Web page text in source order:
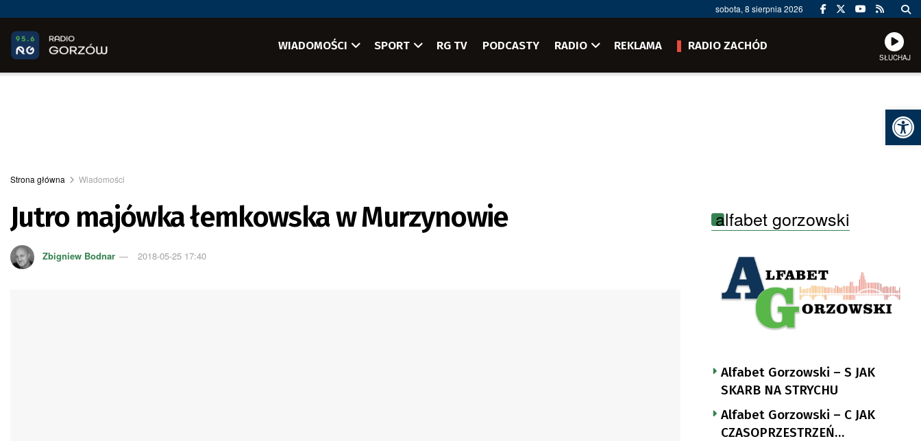
sobota, 8 sierpnia 2026
WIADOMOŚCI SPORT RG TV PODCASTY RADIO REKLAMA RADIO ZACHÓD
SŁUCHAJ
Strona główna Wiadomości
Jutro majówka łemkowska w Murzynowie
Zbigniew Bodnar 2018-05-25 17:40
alfabet gorzowski
Alfabet Gorzowski – S JAK
SKARB NA STRYCHU
Alfabet Gorzowski – C JAK
CZASOPRZESTRZEŃ